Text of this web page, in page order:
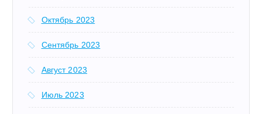
Октябрь 2023
Сентябрь 2023
Август 2023
Июль 2023